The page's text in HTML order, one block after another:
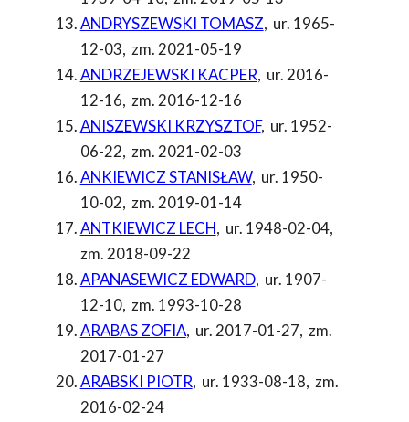
ANDRYSZEWSKI TOMASZ, ur. 1965-
12-03, zm. 2021-05-19
ANDRZEJEWSKI KACPER, ur. 2016-
12-16, zm. 2016-12-16
ANISZEWSKI KRZYSZTOF, ur. 1952-
06-22, zm. 2021-02-03
ANKIEWICZ STANISŁAW, ur. 1950-
10-02, zm. 2019-01-14
ANTKIEWICZ LECH, ur. 1948-02-04,
zm. 2018-09-22
APANASEWICZ EDWARD, ur. 1907-
12-10, zm. 1993-10-28
ARABAS ZOFIA, ur. 2017-01-27, zm.
2017-01-27
ARABSKI PIOTR, ur. 1933-08-18, zm.
2016-02-24